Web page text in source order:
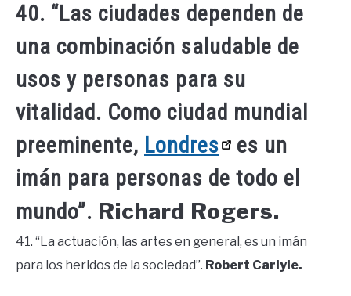
40. “Las ciudades dependen de
una combinación saludable de
usos y personas para su
vitalidad. Como ciudad mundial
preeminente, Londres
es un
imán para personas de todo el
mundo”. Richard Rogers.
41. “La actuación, las artes en general, es un imán
para los heridos de la sociedad”. Robert Carlyle.